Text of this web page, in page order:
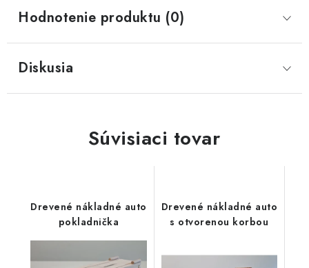
Hodnotenie produktu (0)
Diskusia
Súvisiaci tovar
Drevené nákladné auto
pokladnička
Drevené nákladné auto
s otvorenou korbou